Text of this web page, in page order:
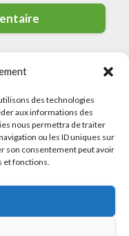
des technologies
aux informations des
nous permettra de traiter
ou les ID uniques sur
son consentement peut avoir
et fonctions.
All rights reserved